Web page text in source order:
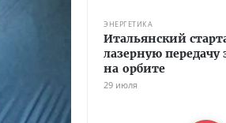
ЭНЕРГЕТИКА
Итальянский
лазерную передачу
на орбите
29 июля